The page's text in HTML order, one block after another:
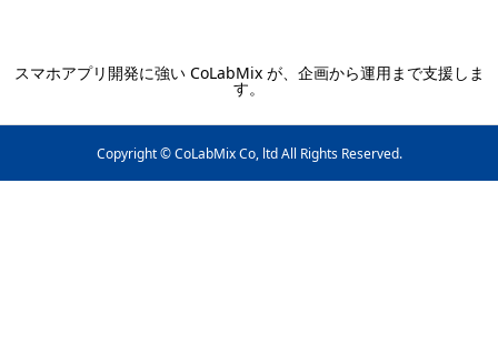
スマホアプリ開発に強い CoLabMix が、企画から運用まで支援しま
す。
Copyright © CoLabMix Co, ltd All Rights Reserved.